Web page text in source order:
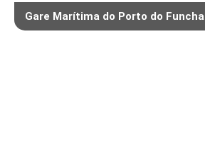
Gare Marítima do Porto do Funchal